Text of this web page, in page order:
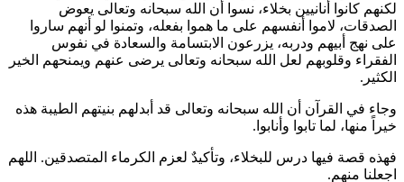
لكنهم كانوا أنانيين بخلاء، نسوا أن الله سبحانه وتعالى يعوض
الصدقات، لاموا أنفسهم على ما هموا بفعله، وتمنوا لو أنهم ساروا
على نهج أبيهم ودربه، يزرعون الابتسامة والسعادة في نفوس
الفقراء وقلوبهم لعل الله سبحانه وتعالى يرضى عنهم ويمنحهم الخير
الكثير.
وجاء في القرآن أن الله سبحانه وتعالى قد أبدلهم بنيتهم الطيبة هذه
خيراً منها، لما تابوا وأنابوا.
فهذه قصة فيها درس للبخلاء، وتأكيدٌ لعزم الكرماء المتصدقين. اللهم
اجعلنا منهم.